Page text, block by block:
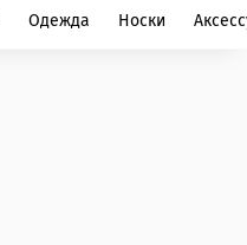
Одежда Носки